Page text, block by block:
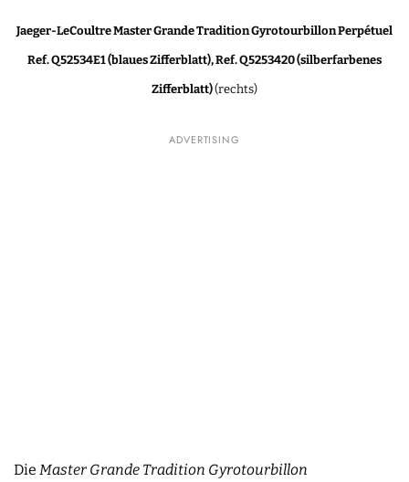
Jaeger-LeCoultre Master Grande Tradition Gyrotourbillon Perpétuel
Ref. Q52534E1 (blaues Zifferblatt), Ref. Q5253420 (silberfarbenes
Zifferblatt)(rechts)
ADVERTISING
Die Master Grande Tradition Gyrotourbillon